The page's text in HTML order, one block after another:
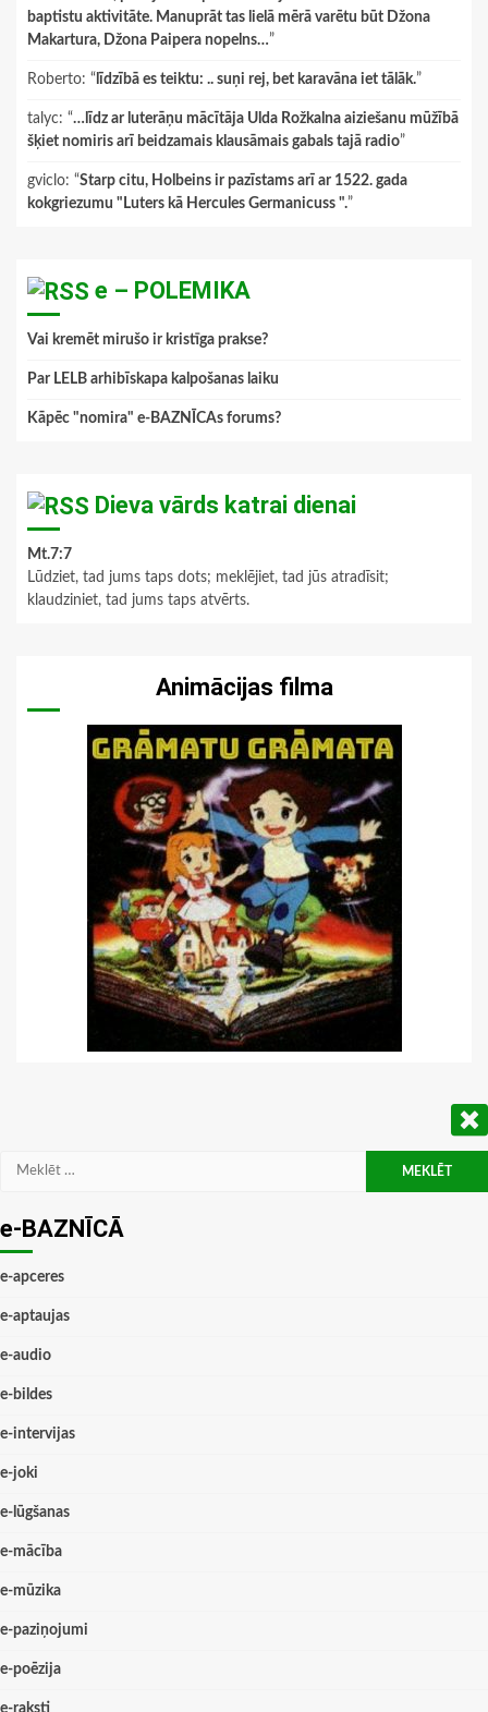
baptistu aktivitāte. Manuprāt tas lielā mērā varētu būt Džona
Makartura, Džona Paipera nopelns…”
Roberto: “ līdzībā es teiktu: .. suņi rej, bet karavāna iet tālāk.”
talyc: “…līdz ar luterāņu mācītāja Ulda Rožkalna aiziešanu mūžībā
šķiet nomiris arī beidzamais klausāmais gabals tajā radio”
gviclo: “Starp citu, Holbeins ir pazīstams arī ar 1522. gada
kokgriezumu "Luters kā Hercules Germanicuss ".”
e – POLEMIKA
Vai kremēt mirušo ir kristīga prakse?
Par LELB arhibīskapa kalpošanas laiku
Kāpēc "nomira" e-BAZNĪCAs forums?
Dieva vārds katrai dienai
Mt.7:7
Lūdziet, tad jums taps dots; meklējiet, tad jūs atradīsit;
klaudziniet, tad jums taps atvērts.
Animācijas filma
Meklēt:
e-BAZNĪCĀ
e-apceres
e-aptaujas
e-audio
e-bildes
e-intervijas
e-joki
e-lūgšanas
e-mācība
e-mūzika
e-paziņojumi
e-poēzija